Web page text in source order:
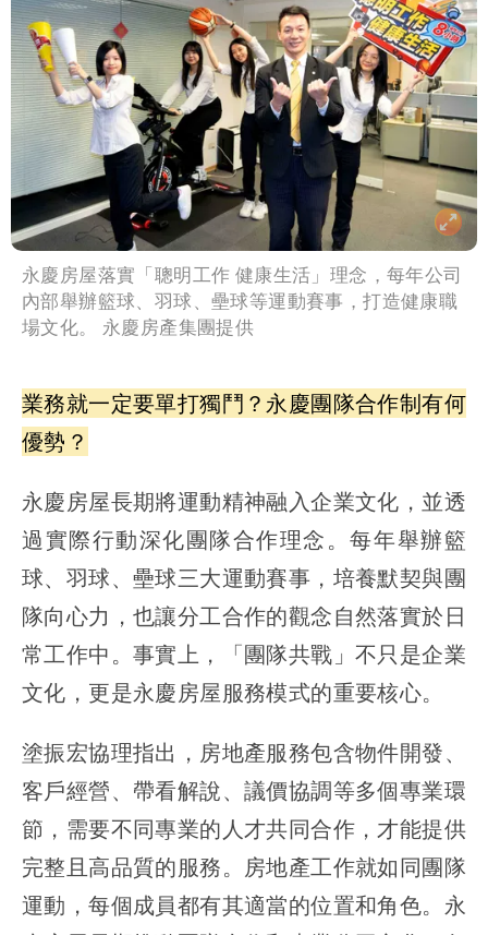
永慶房屋落實「聰明工作 健康生活」理念，每年公司
內部舉辦籃球、羽球、壘球等運動賽事，打造健康職
場文化。 永慶房產集團提供
業務就一定要單打獨鬥？永慶團隊合作制有何
優勢？
永慶房屋長期將運動精神融入企業文化，並透
過實際行動深化團隊合作理念。每年舉辦籃
球、羽球、壘球三大運動賽事，培養默契與團
隊向心力，也讓分工合作的觀念自然落實於日
常工作中。事實上，「團隊共戰」不只是企業
文化，更是永慶房屋服務模式的重要核心。
塗振宏協理指出，房地產服務包含物件開發、
客戶經營、帶看解說、議價協調等多個專業環
節，需要不同專業的人才共同合作，才能提供
完整且高品質的服務。房地產工作就如同團隊
運動，每個成員都有其適當的位置和角色。永